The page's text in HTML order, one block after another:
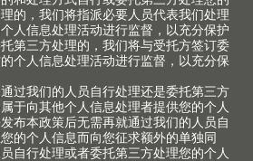
机的新型数字化和自动化支持。